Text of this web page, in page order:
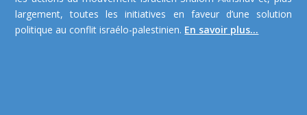
largement, toutes les initiatives en faveur d’une solution
politique au conflit israélo-palestinien. En savoir plus...